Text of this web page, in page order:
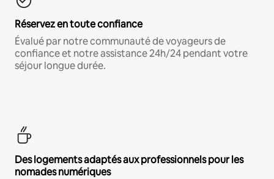
Réservez en toute confiance
Évalué par notre communauté de voyageurs de
confiance et notre assistance 24h/24 pendant votre
séjour longue durée.
Des logements adaptés aux professionnels pour les
nomades numériques